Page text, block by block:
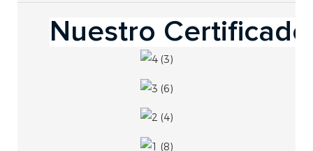
Nuestro Certificado